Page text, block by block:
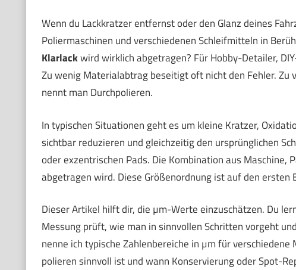
Wenn du Lackkratzer entfernst oder den Glanz deines
Poliermaschinen und verschiedenen Schleifmitteln in
Klarlackwird wirklich abgetragen? Für Hobby-Detailer,
Zu wenig Materialabtrag beseitigt oft nicht den Fehler.
nennt man Durchpolieren.
In typischen Situationen geht es um kleine Kratzer,
sichtbar reduzieren und gleichzeitig den ursprünglichen
oder exzentrischen Pads. Die Kombination aus Maschine,
abgetragen wird. Diese Größenordnung ist auf den ersten
Dieser Artikel hilft dir, die µm-Werte einzuschätzen. Du
Messung prüft, wie man in sinnvollen Schritten vorgeht
nenne ich typische Zahlenbereiche in µm für
polieren sinnvoll ist und wann Konservierung oder Spot-